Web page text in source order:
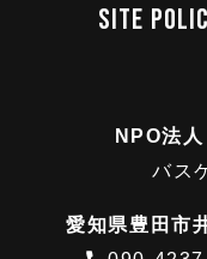
SITE
NPO法
バス
愛知県豊田市